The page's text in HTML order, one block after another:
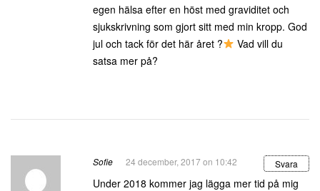
egen hälsa efter en höst med graviditet och
sjukskrivning som gjort sitt med min kropp. God
jul och tack för det här året ?
Vad vill du
satsa mer på?
Sofie 24 december, 2017 on 10:42 Svara
Under 2018 kommer jag lägga mer tid på mig